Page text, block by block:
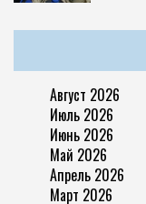
Август 2026
Июль 2026
Июнь 2026
Май 2026
Апрель 2026
Март 2026